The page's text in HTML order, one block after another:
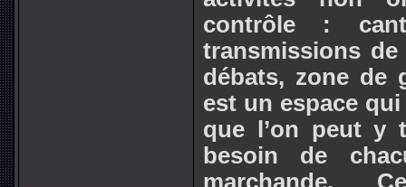
contrôle :
transmissions
débats, zone de
est un espace
que l’on peut y
besoin de
marchande.